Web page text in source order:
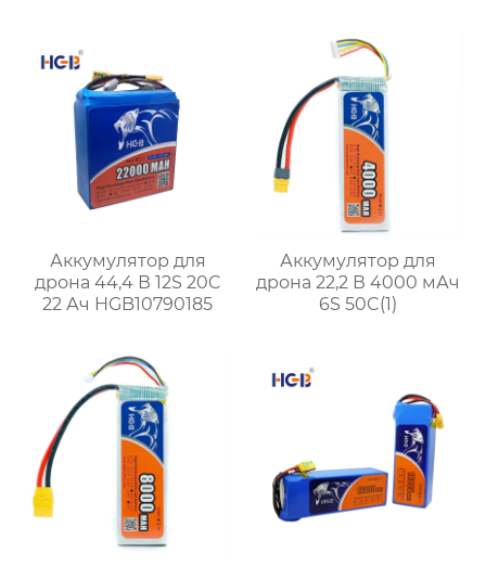
Аккумулятор для
дрона 44,4 В 12S 20C
22 Ач HGB10790185
Аккумулятор для
дрона 22,2 В 4000 мАч
6S 50C(1)